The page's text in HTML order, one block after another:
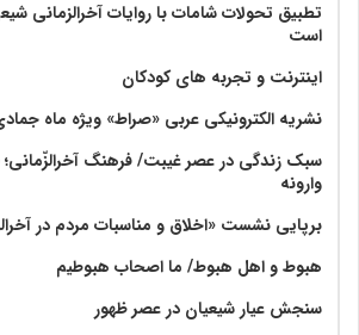
تطبیق تحولات شامات با روایات آخرالزمانی
است
اینترنت و تجربه های کودکان
نشریه الکترونیکی عربی «صراط» ویژه ماه
سبک زندگی در عصر غیبت/ فرهنگ
وارونه
برپایی نشست «اخلاق و مناسبات مردم در
هبوط و اهل هبوط/ ما اصحاب هبوطیم
سنجش عیار شیعیان در عصر ظهور